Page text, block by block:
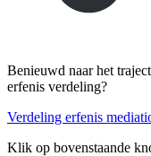
Benieuwd naar het
erfenis verdeling?
Verdeling erfenis
Klik op bovenstaande